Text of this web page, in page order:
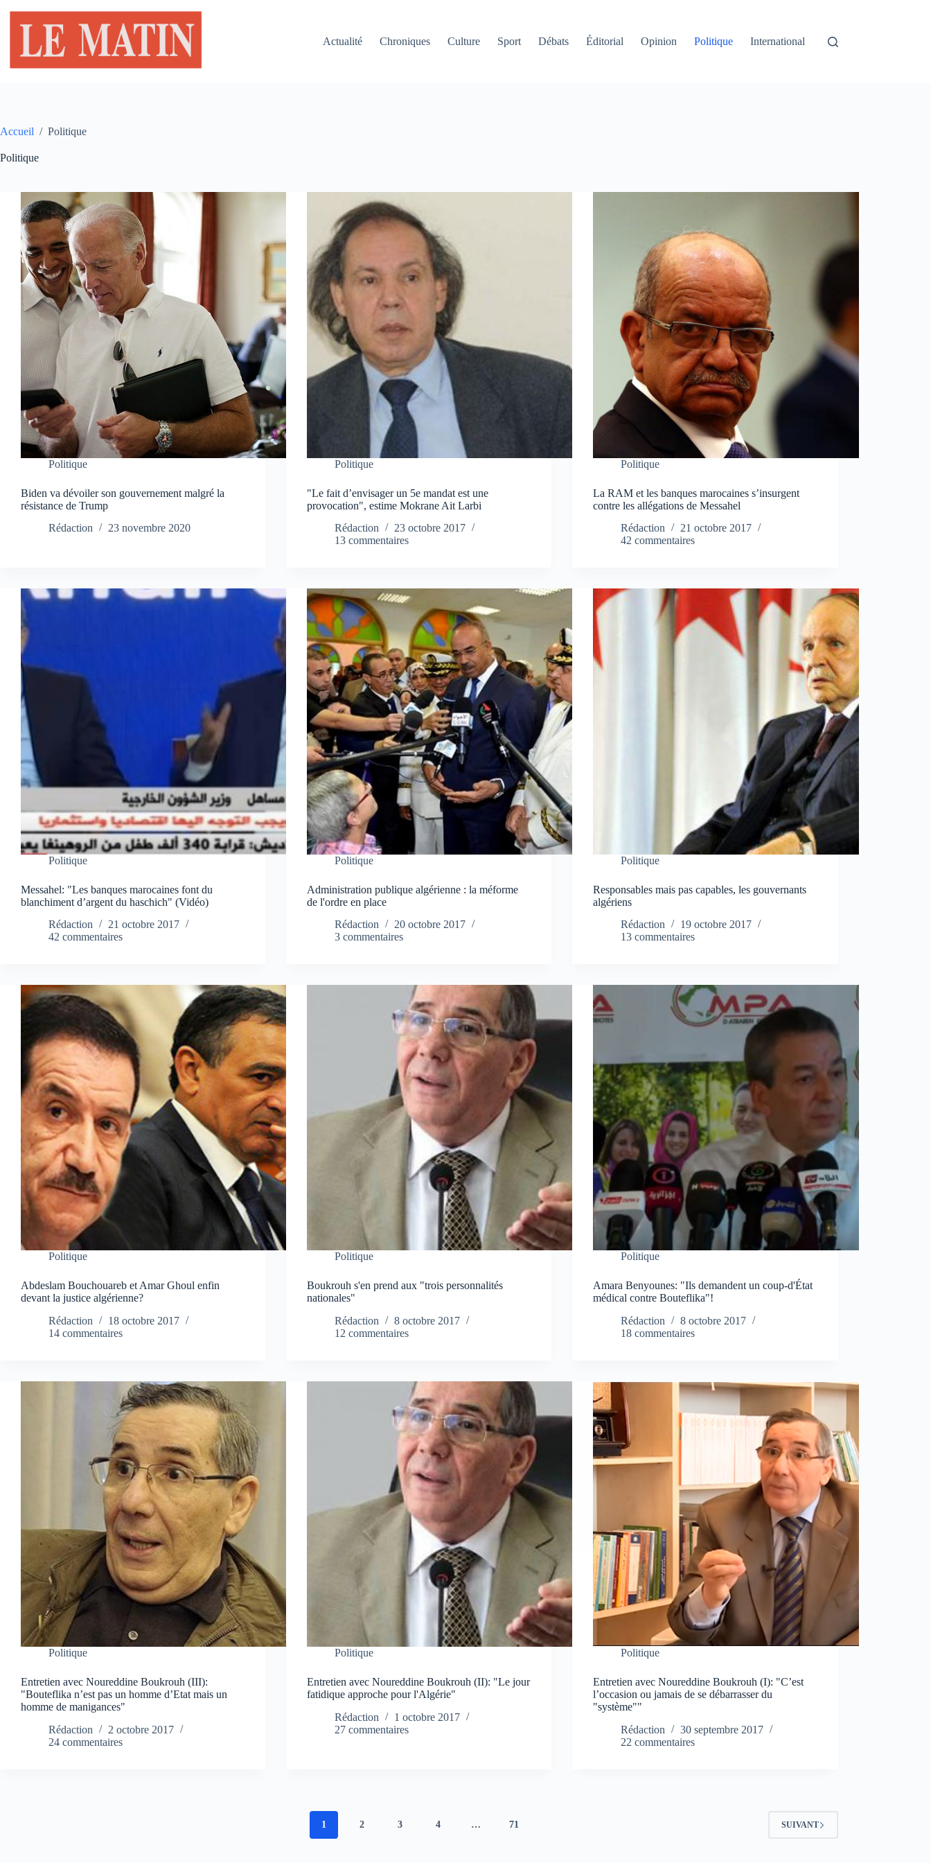
contenu
Actualité
Chroniques Culture Sport Débats Éditorial Opinion Politique International
Accueil / Politique
Politique
Politique
Biden va dévoiler son gouvernement malgré la
résistance de Trump
Rédaction
23 novembre 2020
Politique
"Le fait d’envisager un 5e mandat est une
provocation", estime Mokrane Ait Larbi
Rédaction
23 octobre 2017
13 commentaires
Politique
La RAM et les banques marocaines s’insurgent
contre les allégations de Messahel
Rédaction
21 octobre 2017
42 commentaires
Politique
Messahel: "Les banques marocaines font du
blanchiment d’argent du haschich" (Vidéo)
Rédaction
21 octobre 2017
42 commentaires
Politique
Administration publique algérienne : la méforme
de l'ordre en place
Rédaction
20 octobre 2017
3 commentaires
Politique
Responsables mais pas capables, les gouvernants
algériens
Rédaction
19 octobre 2017
13 commentaires
Politique
Abdeslam Bouchouareb et Amar Ghoul enfin
devant la justice algérienne?
Rédaction
18 octobre 2017
14 commentaires
Politique
Boukrouh s'en prend aux "trois personnalités
nationales"
Rédaction
8 octobre 2017
12 commentaires
Politique
Amara Benyounes: "Ils demandent un coup-d'État
médical contre Bouteflika"!
Rédaction
8 octobre 2017
18 commentaires
Politique
Entretien avec Noureddine Boukrouh (III):
"Bouteflika n’est pas un homme d’Etat mais un
homme de manigances"
Rédaction
2 octobre 2017
24 commentaires
Politique
Entretien avec Noureddine Boukrouh (II): "Le jour
fatidique approche pour l'Algérie"
Rédaction
1 octobre 2017
27 commentaires
Politique
Entretien avec Noureddine Boukrouh (I): "C’est
l’occasion ou jamais de se débarrasser du
"système""
Rédaction
30 septembre 2017
22 commentaires
1 2 3 4 … 71 SUIVANT